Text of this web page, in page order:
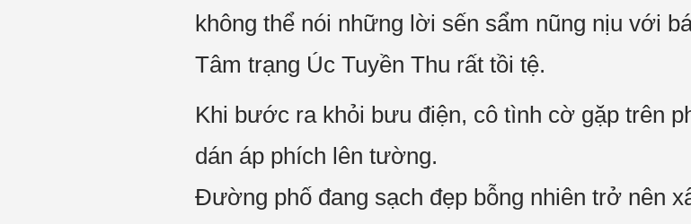
không thể nói những lời sến sẩm nũng nịu với
Tâm trạng Úc Tuyền Thu rất tồi tệ.
Khi bước ra khỏi bưu điện, cô tình cờ gặp trên
dán áp phích lên tường.
Đường phố đang sạch đẹp bỗng nhiên trở nên